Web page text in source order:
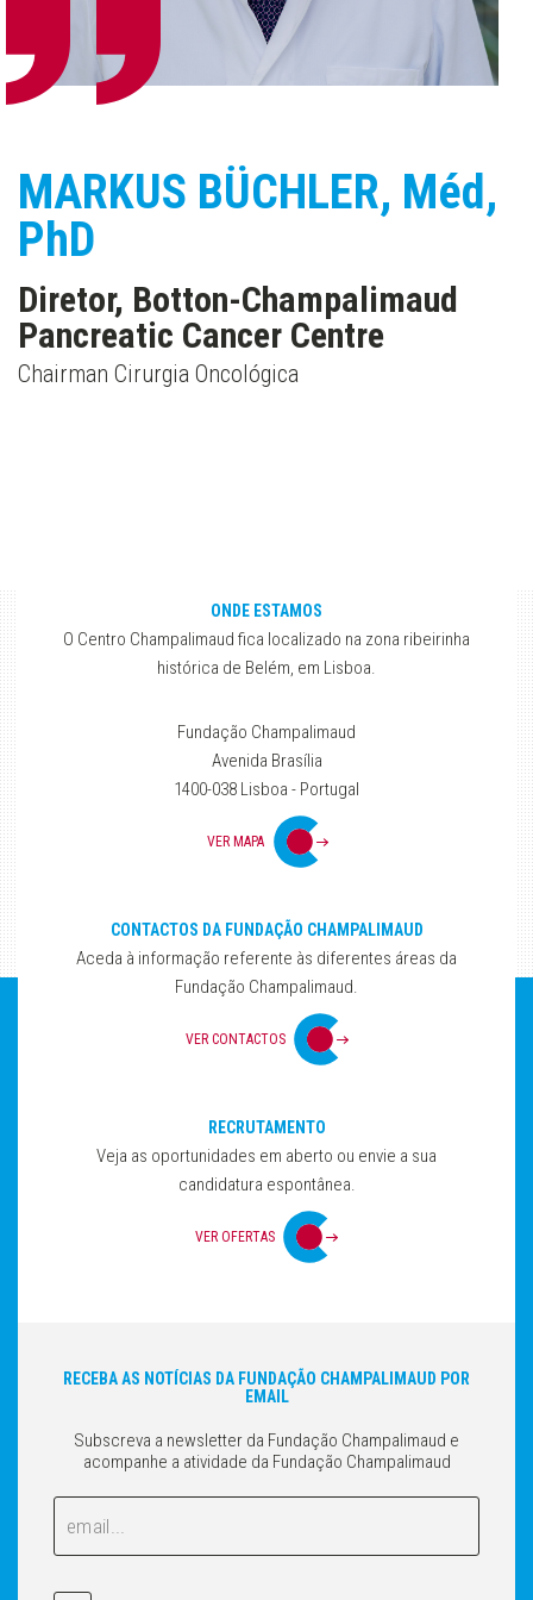
MARKUS BÜCHLER, Méd,
PhD
Diretor, Botton-Champalimaud
Pancreatic Cancer Centre
Chairman Cirurgia Oncológica
ONDE ESTAMOS
O Centro Champalimaud fica localizado na zona ribeirinha
histórica de Belém, em Lisboa.
Fundação Champalimaud
Avenida Brasília
1400-038 Lisboa - Portugal
VER MAPA
CONTACTOS DA FUNDAÇÃO CHAMPALIMAUD
Aceda à informação referente às diferentes áreas da
Fundação Champalimaud.
VER CONTACTOS
RECRUTAMENTO
Veja as oportunidades em aberto ou envie a sua
candidatura espontânea.
VER OFERTAS
RECEBA AS NOTÍCIAS DA FUNDAÇÃO CHAMPALIMAUD POR
EMAIL
Subscreva a newsletter da Fundação Champalimaud e
acompanhe a atividade da Fundação Champalimaud
Email